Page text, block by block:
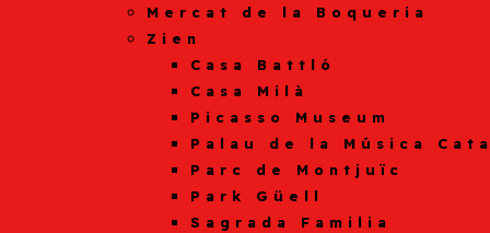
Mercat de la Boqueria
Zien
Casa Battló
Casa Milà
Picasso Museum
Palau de la Música
Parc de Montjuïc
Park Güell
Sagrada Familia